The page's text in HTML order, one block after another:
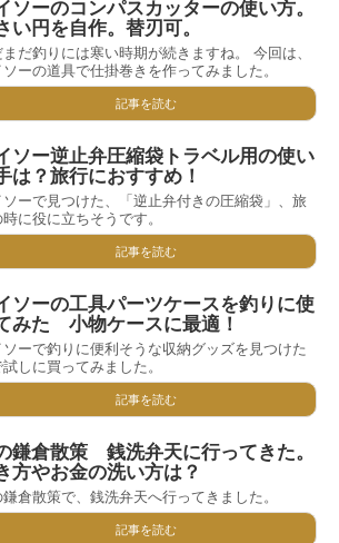
ソーのコンパスカッターの使い方。
い円を自作。替刃可。
まだ釣りには寒い時期が続きますね。 今回は、
ソーの道具で仕掛巻きを作ってみました。
記事を読む
ソー逆止弁圧縮袋トラベル用の使い
は？旅行におすすめ！
ソーで見つけた、「逆止弁付きの圧縮袋」、旅
に役に立ちそうです。
記事を読む
ソーの工具パーツケースを釣りに使
みた 小物ケースに最適！
ソーで釣りに便利そうな収納グッズを見つけた
しに買ってみました。
記事を読む
鎌倉散策 銭洗弁天に行ってきた。
方やお金の洗い方は？
倉散策で、銭洗弁天へ行ってきました。
記事を読む